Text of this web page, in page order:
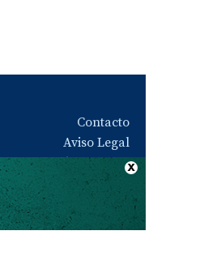
Contacto
Aviso Legal
Quiénes somos
Política de privacidad